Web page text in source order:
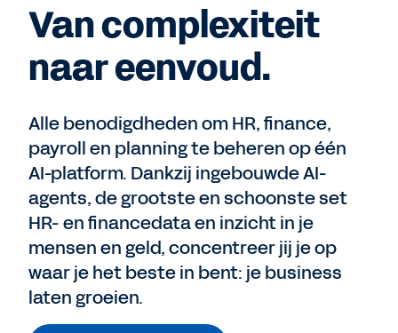
Van complexiteit
naar eenvoud.
Alle benodigdheden om HR, finance,
payroll en planning te beheren op één
AI-platform. Dankzij ingebouwde AI-
agents, de grootste en schoonste set
HR- en financedata en inzicht in je
mensen en geld, concentreer jij je op
waar je het beste in bent: je business
laten groeien.